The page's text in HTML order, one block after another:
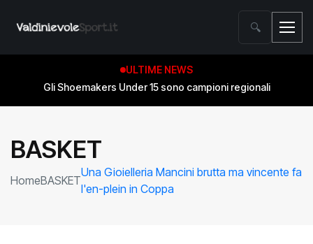
🔍
ULTIME NEWS
Gli Shoemakers Under 15 sono campioni regionali
BASKET
HomeBASKET
Una Gioielleria Mancini brutta ma vincente fa
l'en-plein in Coppa